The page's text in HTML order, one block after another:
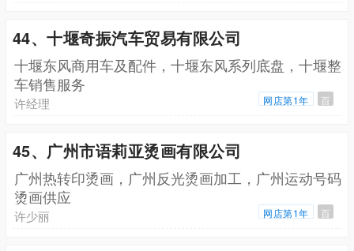
44、十堰奇振汽车贸易有限公司
十堰东风商用车及配件，十堰东风系列底盘，十堰整
车销售服务
许经理 网店第1年 百
45、广州市语莉亚烫画有限公司
广州热转印烫画，广州反光烫画加工，广州运动号码
烫画供应
许少丽 网店第1年 百